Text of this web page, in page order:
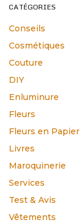
CATÉGORIES
Conseils
Cosmétiques
Couture
DIY
Enluminure
Fleurs
Fleurs en Papier
Livres
Maroquinerie
Services
Test & Avis
Vêtements